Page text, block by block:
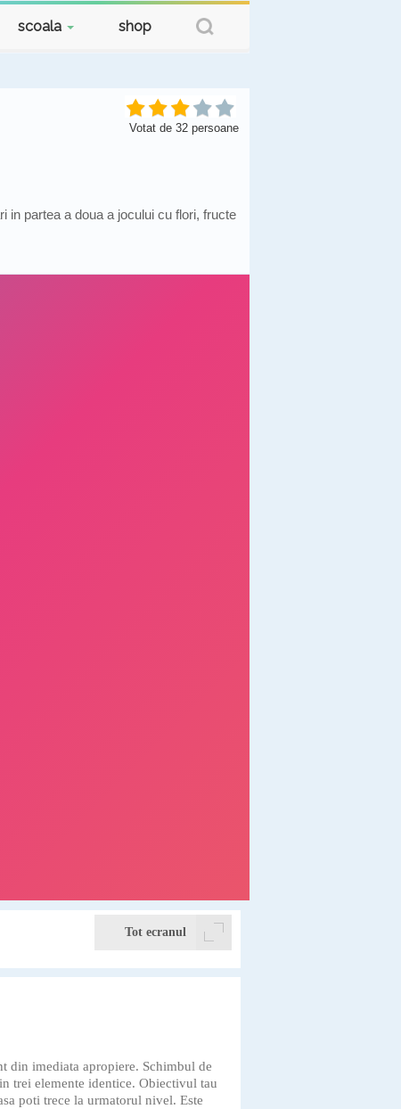
scoala shop
Votat de 32 persoane
in partea a doua a jocului cu flori, fructe
Tot ecranul
din imediata apropiere. Schimbul de
trei elemente identice. Obiectivul tau
poti trece la urmatorul nivel. Este